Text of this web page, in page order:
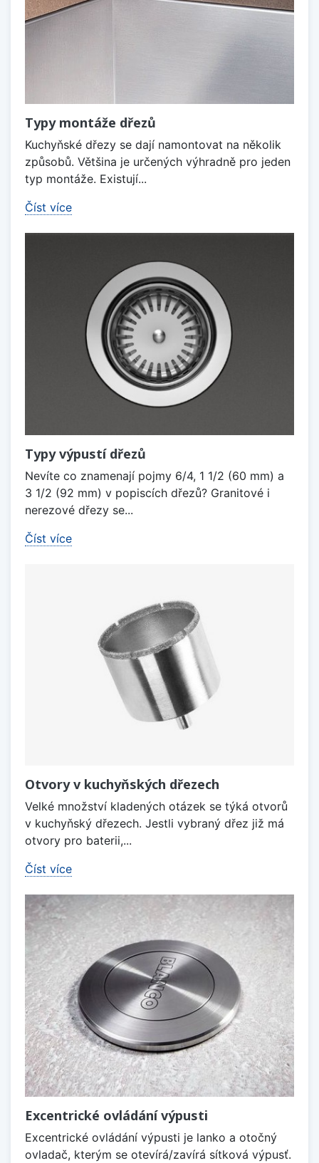
Typy montáže dřezů
Kuchyňské dřezy se dají namontovat na několik
způsobů. Většina je určených výhradně pro jeden
typ montáže. Existují...
Číst více
Typy výpustí dřezů
Nevíte co znamenají pojmy 6/4, 1 1/2 (60 mm) a
3 1/2 (92 mm) v popiscích dřezů? Granitové i
nerezové dřezy se...
Číst více
Otvory v kuchyňských dřezech
Velké množství kladených otázek se týká otvorů
v kuchyňský dřezech. Jestli vybraný dřez již má
otvory pro baterii,...
Číst více
Excentrické ovládání výpusti
Excentrické ovládání výpusti je lanko a otočný
ovladač, kterým se otevírá/zavírá sítková výpusť.